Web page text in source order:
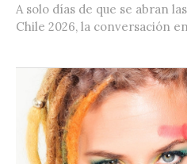
A solo días de que se abran
Chile 2026, la conversación